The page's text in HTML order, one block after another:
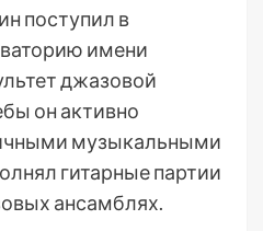
поступил в
имени
джазовой
он активно
музыкальными
гитарные партии
ансамблях.